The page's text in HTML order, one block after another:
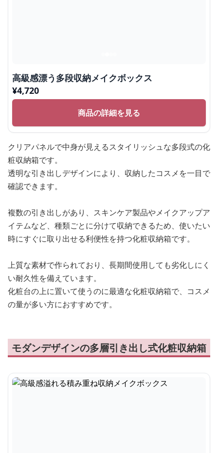
高級感漂う多段収納メイクボックス
¥4,720
商品の詳細を見る
クリアパネルで中身が見えるスタイリッシュな多段式の化
粧収納箱です。
透明な引き出しデザインにより、収納したコスメを一目で
確認できます。
複数の引き出しがあり、スキンケア製品やメイクアップア
イテムなど、種類ごとに分けて収納できるため、使いたい
時にすぐに取り出せる利便性を持つ化粧収納箱です。
上質な素材で作られており、長期間使用しても劣化しにく
い耐久性を備えています。
化粧台の上に置いて使うのに最適な化粧収納箱で、コスメ
の量が多い方におすすめです。
モダンデザインの多層引き出し式化粧収納箱